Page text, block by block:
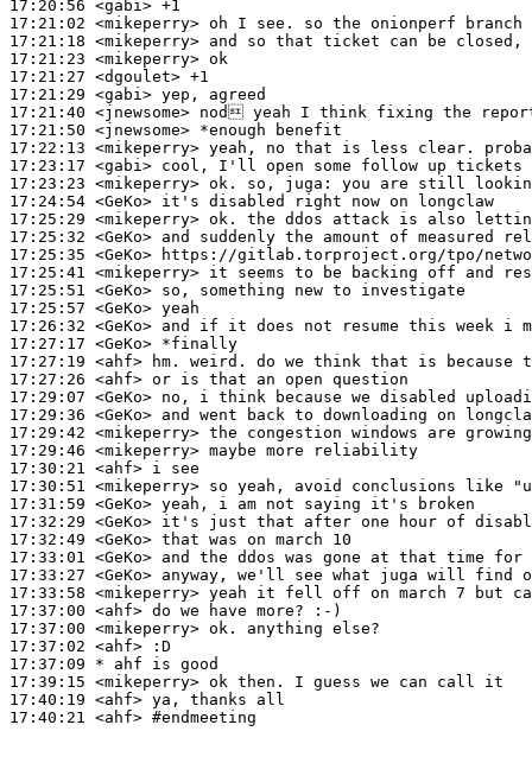
17:20:56 <gabi>
17:21:02 <mikeperry>
17:21:18 <mikeperry>
17:21:23 <mikeperry>
17:21:27 <dgoulet>
17:21:29 <gabi>
17:21:40 <jnewsome>
17:21:50 <jnewsome>
17:22:13 <mikeperry>
17:23:17 <gabi>
17:23:23 <mikeperry>
17:24:54 <GeKo>
17:25:29 <mikeperry>
17:25:32 <GeKo>
17:25:35 <GeKo>
17:25:41 <mikeperry>
17:25:51 <GeKo>
17:25:57 <GeKo>
17:26:32 <GeKo>
17:27:17 <GeKo>
17:27:19 <ahf>
17:27:26 <ahf>
17:29:07 <GeKo>
17:29:36 <GeKo>
17:29:42 <mikeperry>
17:29:46 <mikeperry>
17:30:21 <ahf>
17:30:51 <mikeperry>
17:31:59 <GeKo>
17:32:29 <GeKo>
17:32:49 <GeKo>
17:33:01 <GeKo>
17:33:27 <GeKo>
17:33:58 <mikeperry>
17:37:00 <ahf>
17:37:00 <mikeperry>
17:37:02 <ahf>
17:37:09 * ahf
is good
17:39:15 <mikeperry>
17:40:19 <ahf>
17:40:21 <ahf> #endmeeting